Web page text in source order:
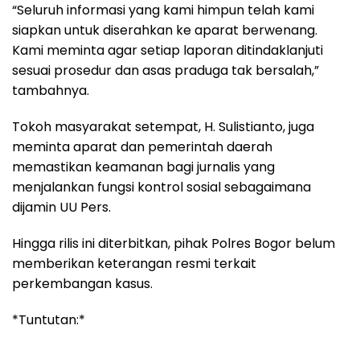
“Seluruh informasi yang kami himpun telah kami
siapkan untuk diserahkan ke aparat berwenang.
Kami meminta agar setiap laporan ditindaklanjuti
sesuai prosedur dan asas praduga tak bersalah,”
tambahnya.
Tokoh masyarakat setempat, H. Sulistianto, juga
meminta aparat dan pemerintah daerah
memastikan keamanan bagi jurnalis yang
menjalankan fungsi kontrol sosial sebagaimana
dijamin UU Pers.
Hingga rilis ini diterbitkan, pihak Polres Bogor belum
memberikan keterangan resmi terkait
perkembangan kasus.
*Tuntutan:*